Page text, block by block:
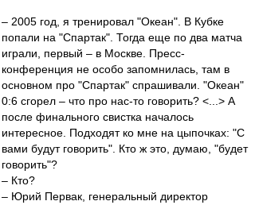
– 2005 год, я тренировал "Океан". В Кубке
попали на "Спартак". Тогда еще по два матча
играли, первый – в Москве. Пресс-
конференция не особо запомнилась, там в
основном про "Спартак" спрашивали. "Океан"
0:6 сгорел – что про нас-то говорить? <...> А
после финального свистка началось
интересное. Подходят ко мне на цыпочках: "С
вами будут говорить". Кто ж это, думаю, "будет
говорить"?
– Кто?
– Юрий Первак, генеральный директор